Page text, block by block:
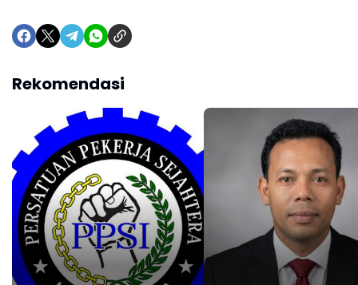
Rekomendasi